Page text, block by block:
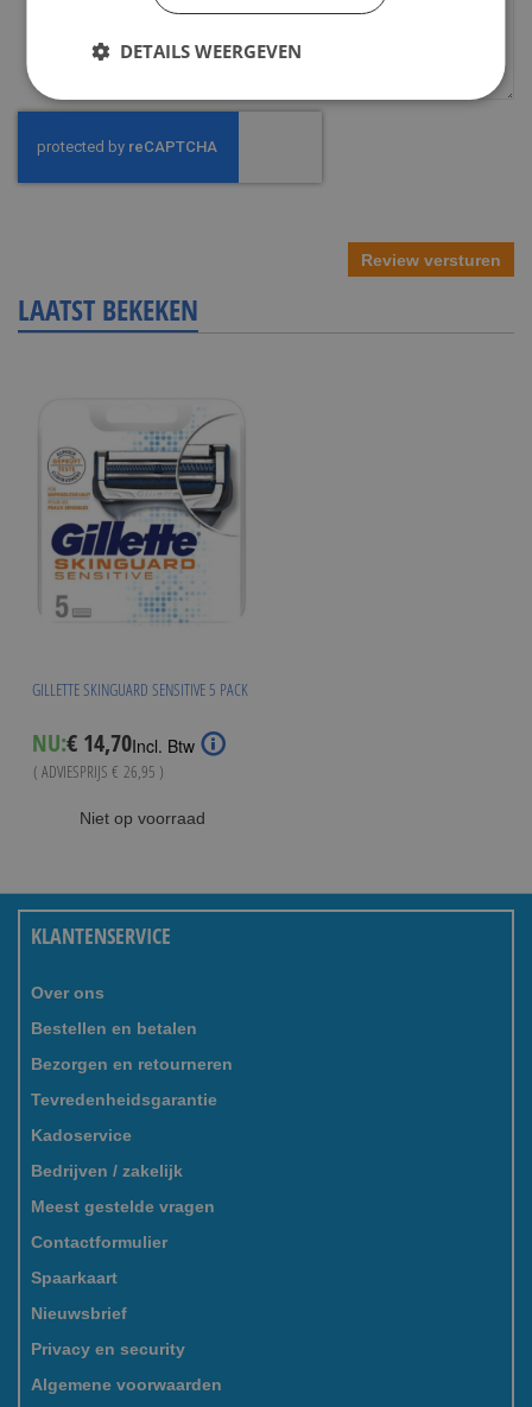
Review versturen
LAATST BEKEKEN
GILLETTE SKINGUARD SENSITIVE 5 PACK
NU:Special
Price
€ 14,70Incl. Btw
( ADVIESPRIJS € 26,95 )
Niet op voorraad
KLANTENSERVICE
Over ons
Bestellen en betalen
Bezorgen en retourneren
Tevredenheidsgarantie
Kadoservice
Bedrijven / zakelijk
Meest gestelde vragen
Contactformulier
Spaarkaart
Nieuwsbrief
Privacy en security
Algemene voorwaarden
DETAILS WEERGEVEN